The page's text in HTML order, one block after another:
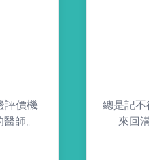
評價機
師。
總是記不
來回